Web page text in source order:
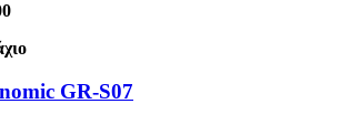
GR-S07